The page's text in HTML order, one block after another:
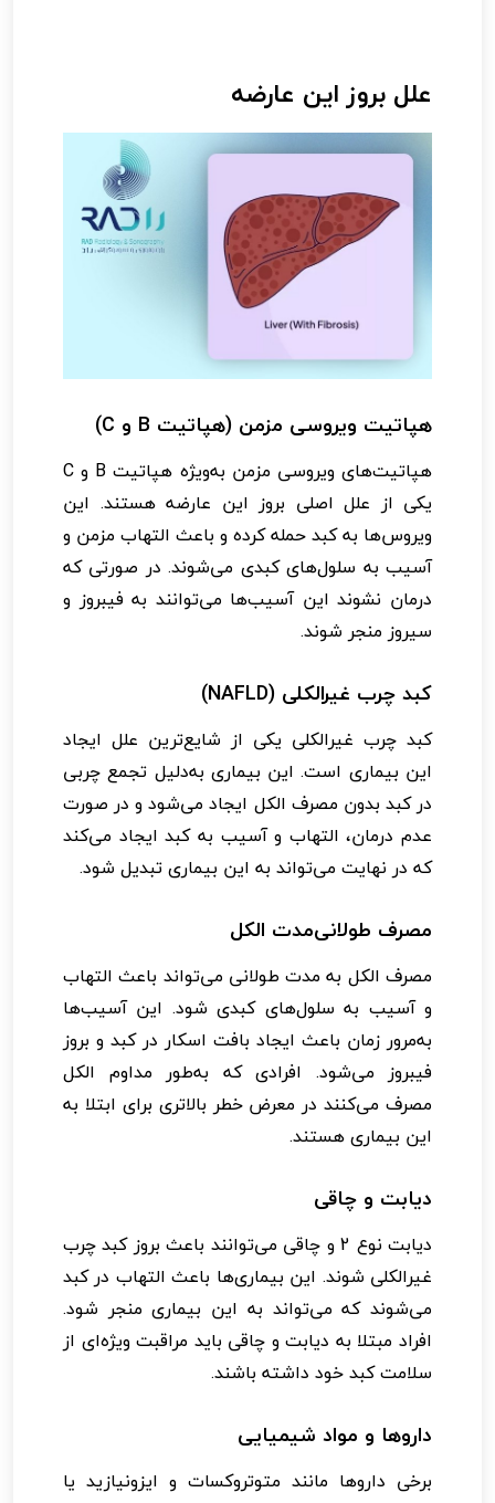
علل بروز این عارضه
هپاتیت ویروسی مزمن (هپاتیت B و C)
هپاتیت‌های ویروسی مزمن به‌ویژه هپاتیت B و C
یکی از علل اصلی بروز این عارضه هستند. این
ویروس‌ها به کبد حمله کرده و باعث التهاب مزمن و
آسیب به سلول‌های کبدی می‌شوند. در صورتی که
درمان نشوند این آسیب‌ها می‌توانند به فیبروز و
سیروز منجر شوند.
کبد چرب غیرالکلی (NAFLD)
کبد چرب غیرالکلی یکی از شایع‌ترین علل ایجاد
این بیماری است. این بیماری به‌دلیل تجمع چربی
در کبد بدون مصرف الکل ایجاد می‌شود و در صورت
عدم درمان، التهاب و آسیب به کبد ایجاد می‌کند
که در نهایت می‌تواند به این بیماری تبدیل شود.
مصرف طولانی‌مدت الکل
مصرف الکل به مدت طولانی می‌تواند باعث التهاب
و آسیب به سلول‌های کبدی شود. این آسیب‌ها
به‌مرور زمان باعث ایجاد بافت اسکار در کبد و بروز
فیبروز می‌شود. افرادی که به‌طور مداوم الکل
مصرف می‌کنند در معرض خطر بالاتری برای ابتلا به
این بیماری هستند.
دیابت و چاقی
دیابت نوع 2 و چاقی می‌توانند باعث بروز کبد چرب
غیرالکلی شوند. این بیماری‌ها باعث التهاب در کبد
می‌شوند که می‌تواند به این بیماری منجر شود.
افراد مبتلا به دیابت و چاقی باید مراقبت ویژه‌ای از
سلامت کبد خود داشته باشند.
داروها و مواد شیمیایی
برخی داروها مانند متوتروکسات و ایزونیازید یا